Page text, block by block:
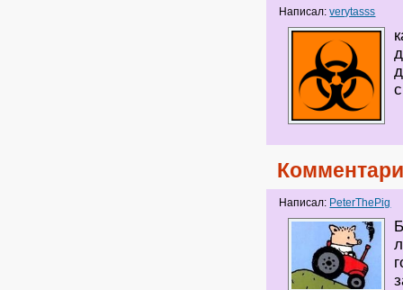
Написал:verytasss
Написал: PeterThePig